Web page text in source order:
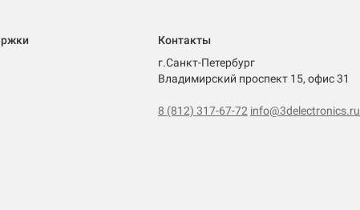
Контакты
г.Санкт-Петербург
Владимирский проспект 15, офис 31
8 (812) 317-67-72 info@3delectronics.ru